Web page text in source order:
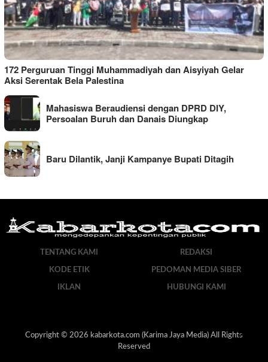
172 Perguruan Tinggi Muhammadiyah dan Aisyiyah Gelar
Aksi Serentak Bela Palestina
Mahasiswa Beraudiensi dengan DPRD DIY,
Persoalan Buruh dan Danais Diungkap
Baru Dilantik, Janji Kampanye Bupati Ditagih
TENTANG KAMI REDAKSI
KODE ETIK PEDOMAN MEDIA SIBER
IKLAN HUBUNGI KAMI
Copyright © 2026 kabarkota.com (Karima Jaya Media) All Rights
Reserved